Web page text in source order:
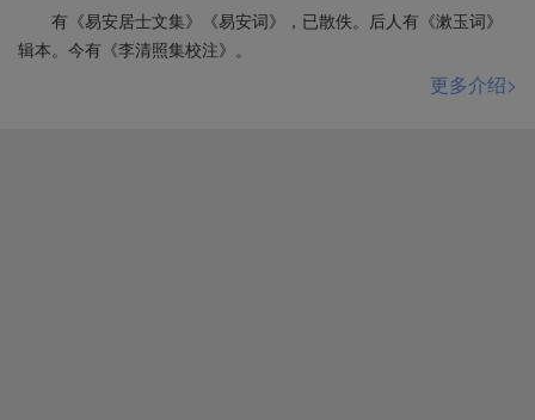
子》云：“群芳过后西湖好，狼藉残红，飞絮蒙蒙，垂柳
栏干尽日风。笙歌散尽游人去，始觉春空，垂下帘栊，
《望江南》云：“游妓散，独自
有《易安居士文集》《易安词》，已散佚。后人有《漱玉词》
辑本。今有《李清照集校注》。
更多介绍>